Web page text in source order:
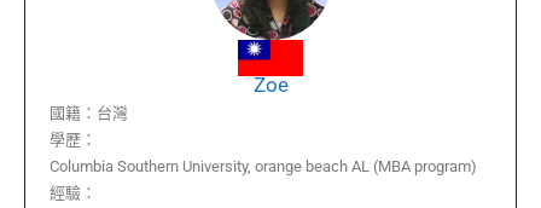
Zoe
國籍： 台灣
學歷：
Columbia Southern University, orange beach AL (MBA program)
經驗：